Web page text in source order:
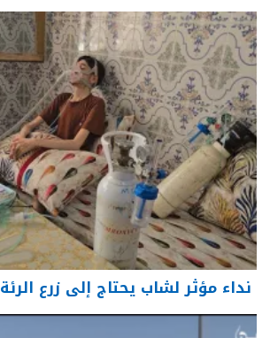
نداء مؤثر لشاب يحتاج إلى زرع الرئة